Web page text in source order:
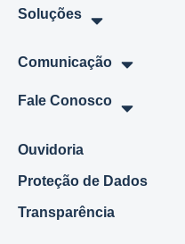
Soluções
Comunicação
Fale Conosco
Ouvidoria
Proteção de Dados
Transparência